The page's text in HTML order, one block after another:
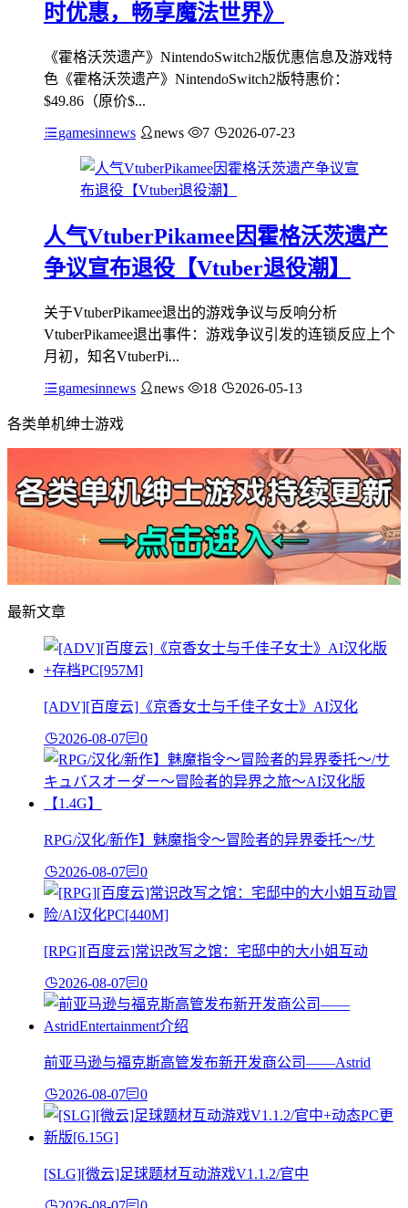
时优惠，畅享魔法世界》
《霍格沃茨遗产》NintendoSwitch2版优惠信息及游戏特
色《霍格沃茨遗产》NintendoSwitch2版特惠价：
$49.86（原价$...
gamesinnews news 7 2026-07-23
人气VtuberPikamee因霍格沃茨遗产
争议宣布退役【Vtuber退役潮】
关于VtuberPikamee退出的游戏争议与反响分析
VtuberPikamee退出事件：游戏争议引发的连锁反应上个
月初，知名VtuberPi...
gamesinnews news 18 2026-05-13
各类单机绅士游戏
最新文章
[ADV][百度云]《京香女士与千佳子女士》AI汉化
2026-08-07 0
RPG/汉化/新作】魅魔指令～冒险者的异界委托～/サ
2026-08-07 0
[RPG][百度云]常识改写之馆：宅邸中的大小姐互动
2026-08-07 0
前亚马逊与福克斯高管发布新开发商公司——Astrid
2026-08-07 0
[SLG][微云]足球题材互动游戏V1.1.2/官中